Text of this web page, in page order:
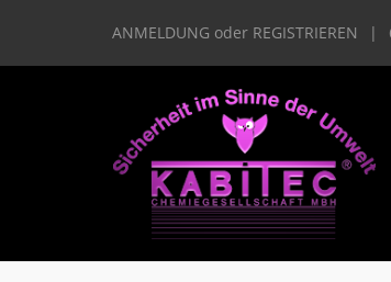
ANMELDUNG oder REGISTRIEREN |